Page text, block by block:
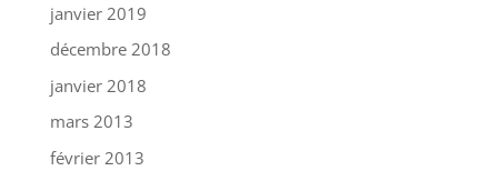
janvier 2019
décembre 2018
janvier 2018
mars 2013
février 2013